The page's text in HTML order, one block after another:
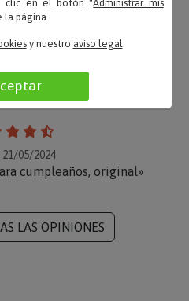
a comprar»
21/05/2024
cumpleaños, original»
LAS OPINIONES
clic en el botón "Administrar mis
página.
y nuestro aviso legal